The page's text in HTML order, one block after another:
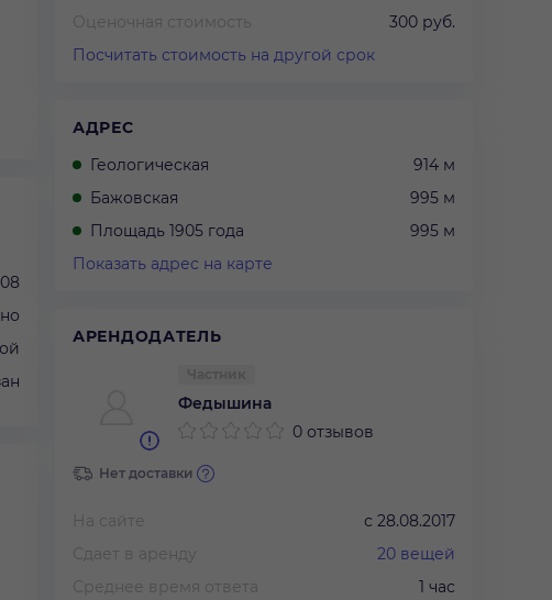
Оценочная стоимость
300 руб.
Посчитать стоимость на другой срок
АДРЕС
Геологическая
914 м
Бажовская
995 м
Площадь 1905 года
995 м
Показать адрес на карте
АРЕНДОДАТЕЛЬ
Федышина
0 отзывов
Нет доставки
На сайте с 28.08.2017
Сдает в аренду
20 вещей
Среднее время ответа
1 час